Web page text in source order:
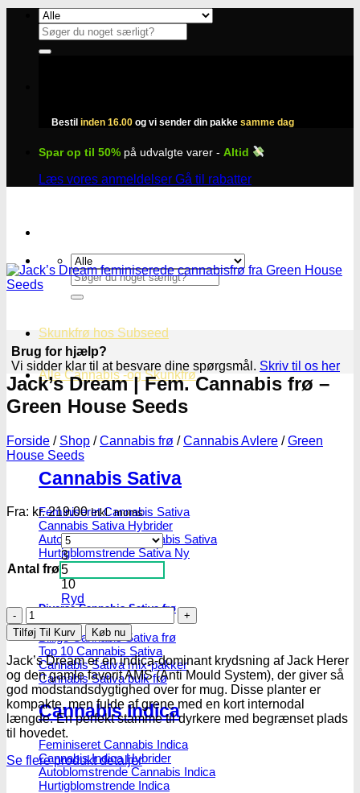
Fortsæt
indhold
Søg
efter:
Bestil inden 16.00 og vi sender din pakke samme dag
Spar op til 50% på udvalgte varer - Altid
Læs vores anmeldelser Gå til rabatter
Søg
efter:
Skunkfrø hos Subseed
Alle Cannabis -og Skunkfrø
Cannabis Sativa
Feminiseret Cannabis Sativa
Cannabis Sativa Hybrider
Autoblomstrende Cannabis Sativa
Hurtigblomstrende Sativa
Diverse Cannabis Sativa frø
Billige Cannabis Sativa frø
Top 10 Cannabis Sativa
Cannabis Sativa mix-pakker
Cannabis Sativa bulk frø
Cannabis Indica
Feminiseret Cannabis Indica
Cannabis Indica Hybrider
Autoblomstrende Cannabis Indica
Hurtigblomstrende Indica
Brug for hjælp?
Vi sidder klar til at besvare dine spørgsmål. Skriv til os her
Jack’s Dream | Fem. Cannabis frø –
Green House Seeds
Forside / Shop / Cannabis frø / Cannabis Avlere / Green
House Seeds
Fra: kr.219.00 Inkl. moms
Antal frø
3
5
10
Ryd
Jack's
Dream
|
Fem.
Cannabis
frø
–
Green
House
Seeds
antal
Tilføj Til Kurv Køb nu
Jack’s Dream er en indica-dominant krydsning af Jack Herer
og den gamle favorit AMS (Anti Mould System), der giver så
god modstandsdygtighed over for mug. Disse planter er
kompakte, men fulde af grene med en kort internodal
længde. En perfekt stamme til dyrkere med begrænset plads
til hovedet.
Se flere produkt detaljer